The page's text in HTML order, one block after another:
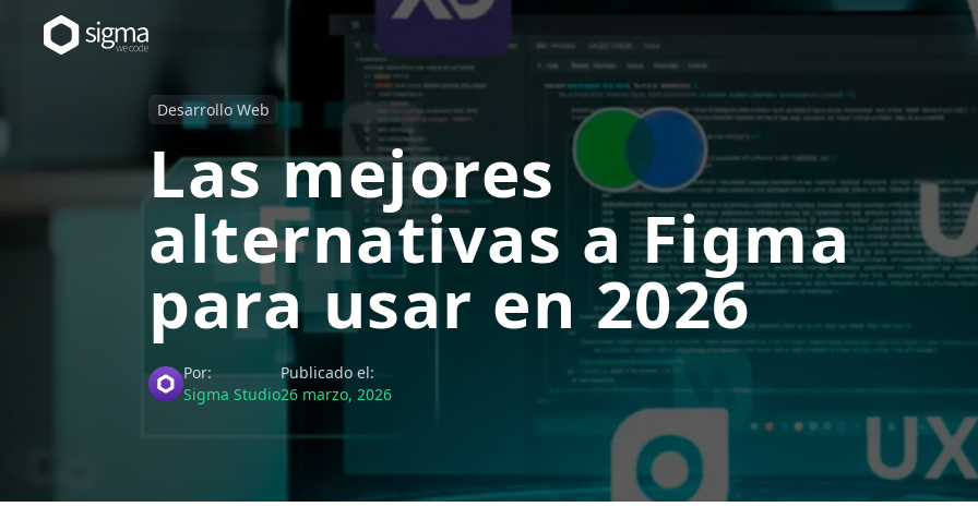
Desarrollo Web
Las mejores
alternativas a Figma
para usar en 2026
Por:
Sigma Studio
Publicado el:
26 marzo, 2026